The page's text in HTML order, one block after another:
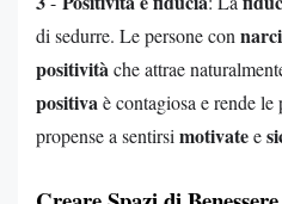
di sedurre. Le persone con
positivitàche attrae
positivaè contagiosa e rende
propense a sentirsi motivatee